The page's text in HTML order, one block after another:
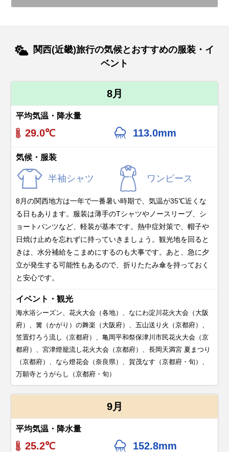
関西(近畿)旅行の気候とおすすめの服装・イ
ベント
8月
平均気温・降水量
29.0℃ 113.0mm
気候・服装
半袖シャツ ワンピース
8月の関西地方は一年で一番暑い時期で、気温が35℃近くな
る日もあります。服装は薄手のTシャツやノースリーブ、シ
ョートパンツなど、軽装が基本です。熱中症対策で、帽子や
日焼け止めを忘れずに持っていきましょう。観光地を回ると
きは、水分補給をこまめにするのも大事です。あと、急に夕
立が発生する可能性もあるので、折りたたみ傘を持っておく
と安心です。
イベント・観光
海水浴シーズン、花火大会（各地）、なにわ淀川花火大会（大阪
府）、篝（かがり）の舞楽（大阪府）、五山送り火（京都府）、
笠置灯ろう流し（京都府）、亀岡平和祭保津川市民花火大会（京
都府）、宮津燈籠流し花火大会（京都府）、長岡天満宮 夏まつり
（京都府）、なら燈花会（奈良県）、賀茂なす（京都府・旬）、
万願寺とうがらし（京都府・旬）
9月
平均気温・降水量
25.2℃ 152.8mm